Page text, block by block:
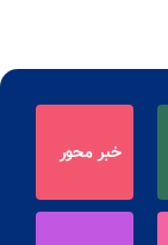
خبر محور